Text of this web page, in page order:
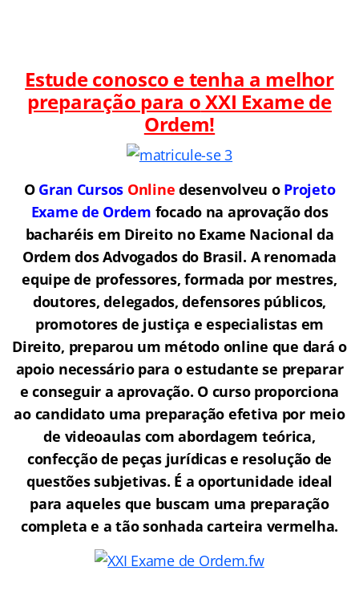
Estude conosco e tenha a melhor
preparação para oXXI Exame de
Ordem!
O Gran Cursos Online desenvolveu o Projeto
Exame de Ordem focado na aprovação dos
bacharéis em Direito no Exame Nacional da
Ordem dos Advogados do Brasil. A renomada
equipe de professores, formada por mestres,
doutores, delegados, defensores públicos,
promotores de justiça e especialistas em
Direito, preparou um método online que dará o
apoio necessário para o estudante se preparar
e conseguir a aprovação. O curso proporciona
ao candidato uma preparação efetiva por meio
de videoaulas com abordagem teórica,
confecção de peças jurídicas e resolução de
questões subjetivas. É a oportunidade ideal
para aqueles que buscam uma preparação
completa e a tão sonhada carteira vermelha.